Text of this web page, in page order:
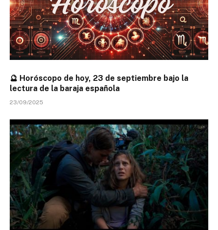
🔮 Horóscopo de hoy, 23 de septiembre bajo la
lectura de la baraja española
23/09/2025